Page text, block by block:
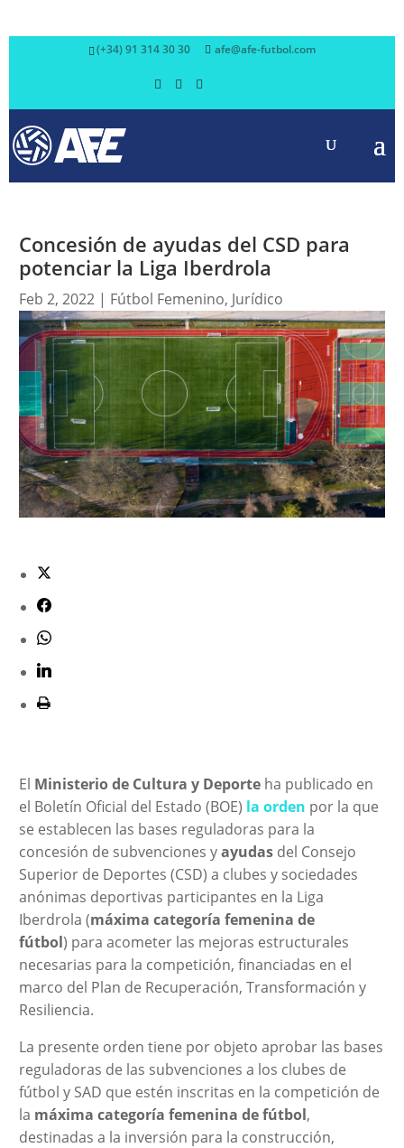
(+34) 91 314 30 30 afe@afe-futbol.com
Concesión de ayudas del CSD para
potenciar la Liga Iberdrola
Feb 2, 2022| Fútbol Femenino, Jurídico
El Ministerio de Cultura y Deporteha publicado en
el Boletín Oficial del Estado (BOE) la orden por la que
se establecen las bases reguladoras para la
concesión de subvenciones yayudasdel Consejo
Superior de Deportes (CSD) a clubes y sociedades
anónimas deportivas participantes en la Liga
Iberdrola (máxima categoría femenina de
fútbol) para acometer las mejoras estructurales
necesarias para la competición, financiadas en el
marco del Plan de Recuperación, Transformación y
Resiliencia.
La presente orden tiene por objeto aprobar las bases
reguladoras de las subvenciones a los clubes de
fútbol y SAD que estén inscritas en la competición de
la máxima categoría femenina de fútbol,
destinadas a la inversión para la construcción,